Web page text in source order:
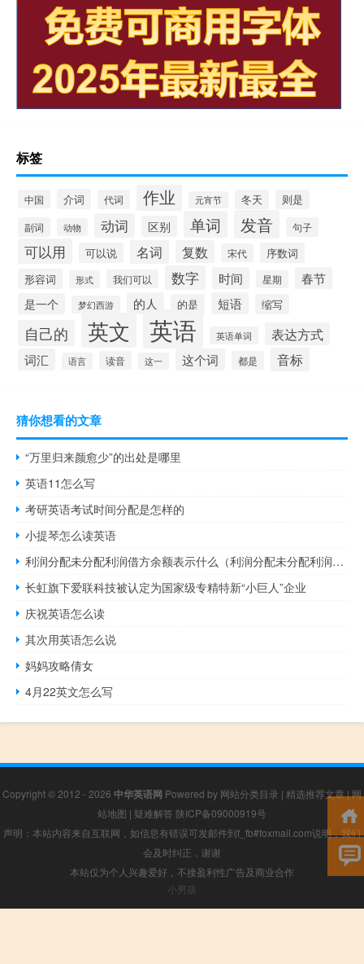
标签
中国 介词 代词 作业 元宵节 冬天
则是
副词
动物 动词 区别 单词 发音 句子
可以用 可以说 名词 复数 宋代
序数词
形容词
形式 我们可以 数字 时间 星期 春节
是一个 梦幻西游 的人 的是 短语 缩写
自己的 英文 英语 英语单词 表达方式
词汇 语言 读音 这一 这个词 都是 音标
猜你想看的文章
“万里归来颜愈少”的出处是哪里
英语11怎么写
考研英语考试时间分配是怎样的
小提琴怎么读英语
利润分配未分配利润借方余额表示什么（利润分配未分配利润借方余额表示）
长虹旗下爱联科技被认定为国家级专精特新“小巨人”企业
庆祝英语怎么读
其次用英语怎么说
妈妈攻略倩女
4月22英文怎么写
Copyright © 2012 - 2026 中华英语网 Powered by 网站分类目录 | 精选推荐文章|网
站地图 | 疑难解答 陕ICP备09000919号
声明：本站内容来自互联网，如信息有错误可发邮件到f_fb#foxmail.com说明，我们
会及时纠正，谢谢
本站仅为个人兴趣爱好，不接盈利性广告及商业合作
小男孩